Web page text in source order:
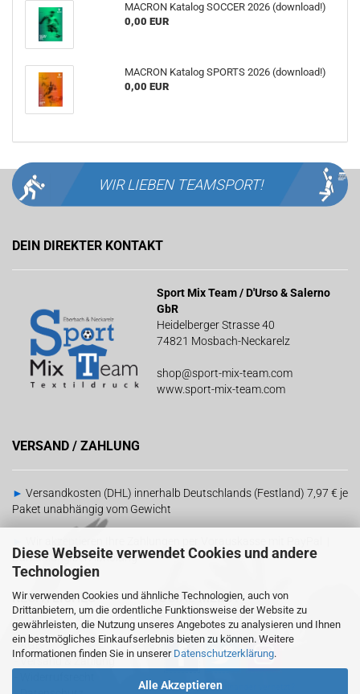
Diese Webseite verwendet Cookies und andere
Technologien
Wir verwenden Cookies und ähnliche Technologien, auch von
Drittanbietern, um die ordentliche Funktionsweise der Website zu
gewährleisten, die Nutzung unseres Angebotes zu analysieren und Ihnen
ein bestmögliches Einkaufserlebnis bieten zu können. Weitere
Informationen finden Sie in unserer Datenschutzerklärung.
Alle Akzeptieren
MACRON Katalog SOCCER 2026 (download!)
0,00 EUR
MACRON Katalog SPORTS 2026 (download!)
0,00 EUR
WIR LIEBEN TEAMSPORT!
DEIN DIREKTER KONTAKT
Sport Mix Team / D'Urso & Salerno
GbR
Heidelberger Strasse 40
74821 Mosbach-Neckarelz
shop@sport-mix-team.com
www.sport-mix-team.com
VERSAND / ZAHLUNG
► Versandkosten (DHL) innerhalb Deutschlands (Festland) 7,97 € je
Paket unabhängig vom Gewicht
Barzahlung bei Abholung
RECHTLICHES
-AGB
-Versand & Zahlung
SOCIAL MEDIA
Sind wir schonmiteinander vernetzt?